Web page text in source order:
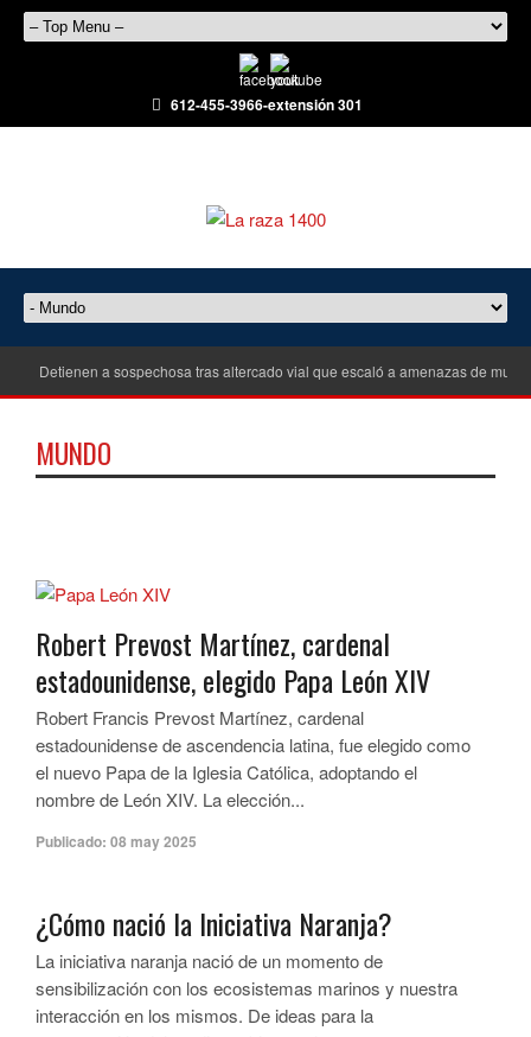
612-455-3966-extensión 301
Detienen a sospechosa tras altercado vial que escaló a amenazas de
MUNDO
Robert Prevost Martínez, cardenal
estadounidense, elegido Papa León XIV
Robert Francis Prevost Martínez, cardenal
estadounidense de ascendencia latina, fue elegido como
el nuevo Papa de la Iglesia Católica, adoptando el
nombre de León XIV. La elección...
Publicado: 08 may 2025
¿Cómo nació la Iniciativa Naranja?
La iniciativa naranja nació de un momento de
sensibilización con los ecosistemas marinos y nuestra
interacción en los mismos. De ideas para la